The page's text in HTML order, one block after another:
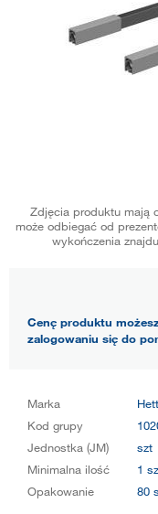
Zdjęcia produktu mają
może odbiegać od
wykończenia
Cenę produktu
zalogowaniu się do
Marka
Kod grupy
Jednostka (JM)
szt
Minimalna ilość
1
Opakowanie
80